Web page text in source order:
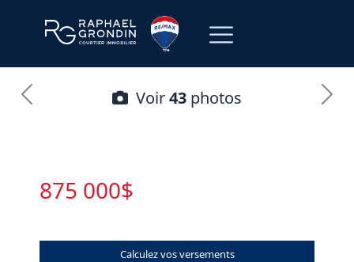
Voir43 photos
875 000$
Calculez vos versements